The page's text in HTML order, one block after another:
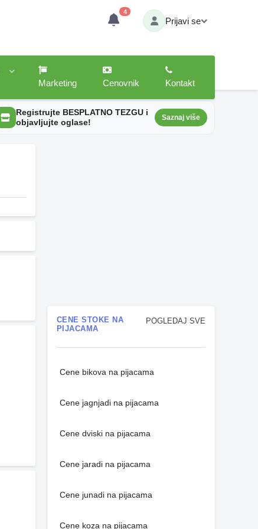
4
Prijavi se
Marketing
Cenovnik Kontakt
Registrujte BESPLATNO TEZGU i
objavljujte oglase!
Saznaj više
POGLEDAJ SVE
CENE STOKE NA
PIJACAMA
Cene bikova na pijacama
Cene jagnjadi na pijacama
Cene dviski na pijacama
Cene jaradi na pijacama
Cene junadi na pijacama
Cene koza na pijacama